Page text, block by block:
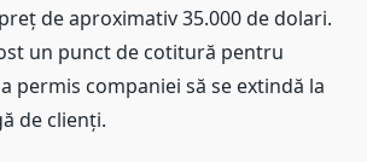
de aproximativ 35.000 de dolari.
un punct de cotitură pentru
permis companiei să se extindă la
de clienți.